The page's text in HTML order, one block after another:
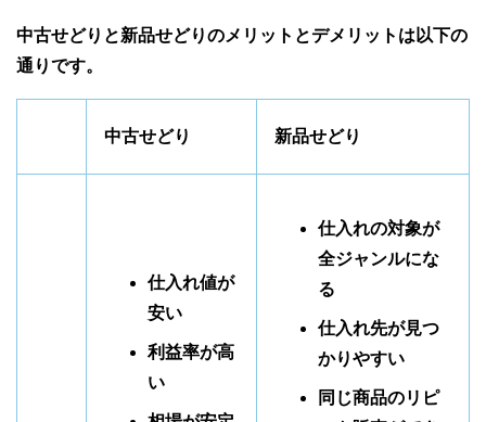
中古せどりと新品せどりのメリットとデメリットは以下の
通りです。
中古せどり 新品せどり
仕入れ値が
安い
利益率が高
い
仕入れの対象が
全ジャンルにな
る
仕入れ先が見つ
かりやすい
同じ商品のリピ